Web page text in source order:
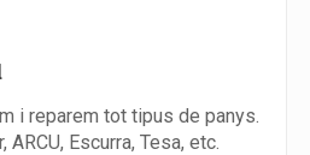
i reparem tot tipus de panys.
ARCU, Escurra, Tesa, etc.